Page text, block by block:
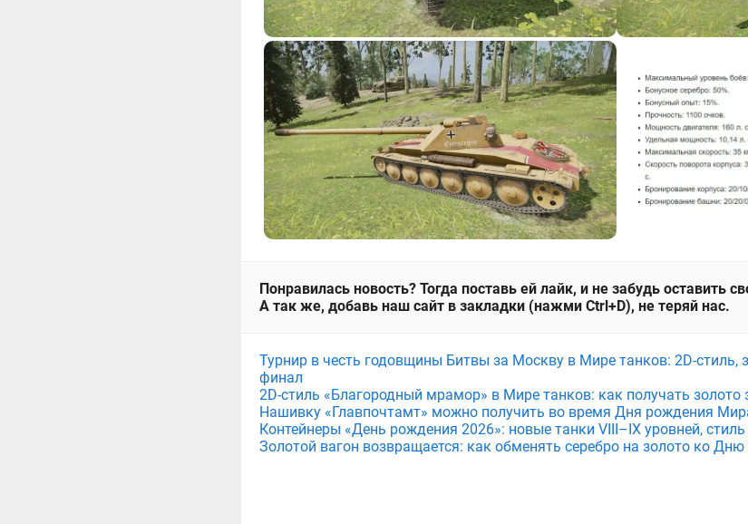
Понравилась новость? Тогда поставь ей лайк, и не забудь оставить
А так же, добавь наш сайт в закладки (нажми Ctrl+D), не теряй нас.
Турнир в честь годовщины Битвы за Москву в Мире танков: 2D-стиль,
финал
2D-стиль «Благородный мрамор» в Мире танков: как получать золото
Нашивку «Главпочтамт» можно получить во время Дня рождения
Контейнеры «День рождения 2026»: новые танки VIII–IX уровней,
Золотой вагон возвращается: как обменять серебро на золото ко